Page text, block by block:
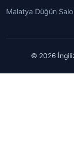
Malatya Düğün
© 2026